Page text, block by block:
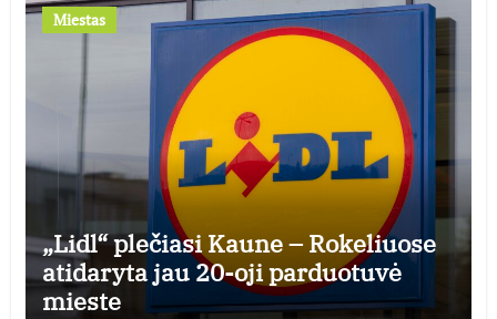
Miestas
„Lidl“ plečiasi Kaune – Rokeliuose
atidaryta jau 20-oji parduotuvė
mieste